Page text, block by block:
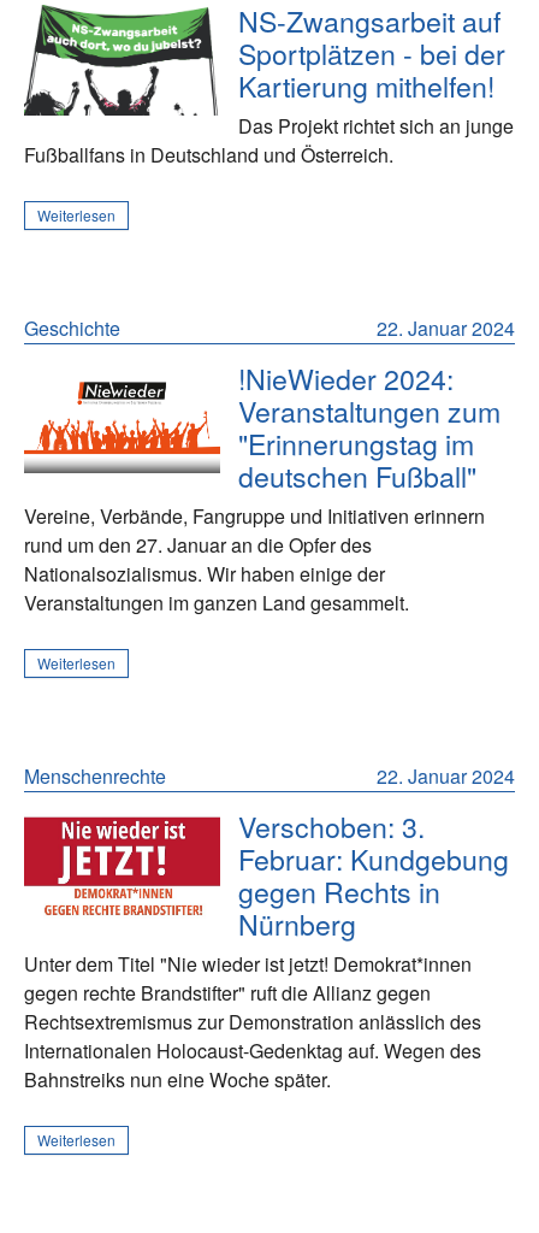
NS-Zwangsarbeit auf
Sportplätzen - bei der
Kartierung mithelfen!
Das Projekt richtet sich an junge
Fußballfans in Deutschland und Österreich.
Weiterlesen
22. Januar 2024
Geschichte
!NieWieder 2024:
Veranstaltungen zum
"Erinnerungstag im
deutschen Fußball"
Vereine, Verbände, Fangruppe und Initiativen erinnern
rund um den 27. Januar an die Opfer des
Nationalsozialismus. Wir haben einige der
Veranstaltungen im ganzen Land gesammelt.
Weiterlesen
22. Januar 2024
Menschenrechte
Verschoben: 3.
Februar: Kundgebung
gegen Rechts in
Nürnberg
Unter dem Titel "Nie wieder ist jetzt! Demokrat*innen
gegen rechte Brandstifter" ruft die Allianz gegen
Rechtsextremismus zur Demonstration anlässlich des
Internationalen Holocaust-Gedenktag auf. Wegen des
Bahnstreiks nun eine Woche später.
Weiterlesen